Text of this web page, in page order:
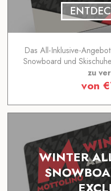
Das All-Inklusive-
Snowboard und
zu
von €
WINTER